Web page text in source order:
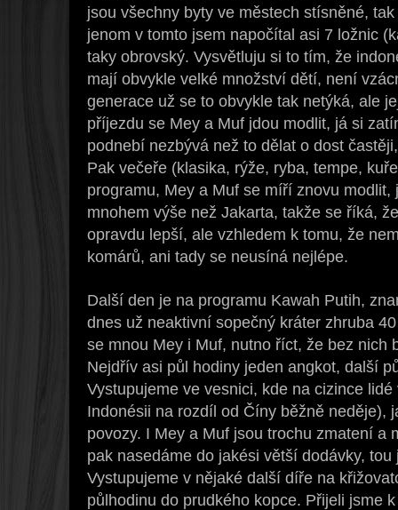
jsou všechny byty ve městech stísněné,
jenom v tomto jsem napočítal asi 7 ložnic
taky obrovský. Vysvětluju si to tím, že
mají obvykle velké množství dětí, není
generace už se to obvykle tak netýká, ale
příjezdu se Mey a Muf jdou modlit, já si
podnebí nezbývá než to dělat o dost
Pak večeře (klasika, rýže, ryba, tempe,
programu, Mey a Muf se míří znovu
mnohem výše než Jakarta, takže se říká,
opravdu lepší, ale vzhledem k tomu, že
komárů, ani tady se neusíná nejlépe.
Další den je na programu Kawah Putih,
dnes už neaktivní sopečný kráter zhruba
se mnou Mey i Muf, nutno říct, že bez nich
Nejdřív asi půl hodiny jeden angkot, další
Vystupujeme ve vesnici, kde na cizince
Indonésii na rozdíl od Číny běžně neděje),
povozy. I Mey a Muf jsou trochu zmatení a
pak nasedáme do jakési větší dodávky,
Vystupujeme v nějaké další díře na
půlhodinu do prudkého kopce. Přijeli jsme